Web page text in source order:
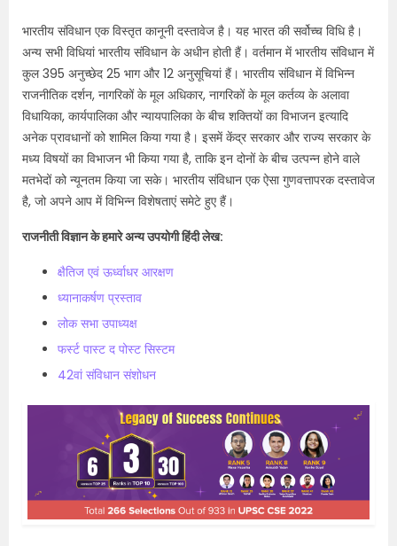
भारतीय संविधान एक विस्तृत कानूनी दस्तावेज है। यह भारत की सर्वोच्च विधि है।
अन्य सभी विधियां भारतीय संविधान के अधीन होती हैं। वर्तमान में भारतीय संविधान में
कुल 395 अनुच्छेद 25 भाग और 12 अनुसूचियां हैं। भारतीय संविधान में विभिन्न
राजनीतिक दर्शन, नागरिकों के मूल अधिकार, नागरिकों के मूल कर्तव्य के अलावा
विधायिका, कार्यपालिका और न्यायपालिका के बीच शक्तियों का विभाजन इत्यादि
अनेक प्रावधानों को शामिल किया गया है। इसमें केंद्र सरकार और राज्य सरकार के
मध्य विषयों का विभाजन भी किया गया है, ताकि इन दोनों के बीच उत्पन्न होने वाले
मतभेदों को न्यूनतम किया जा सके। भारतीय संविधान एक ऐसा गुणवत्तापरक दस्तावेज
है, जो अपने आप में विभिन्न विशेषताएं समेटे हुए हैं।
राजनीती विज्ञान के हमारे अन्य उपयोगी हिंदी लेख:
क्षैतिज एवं ऊर्ध्वाधर आरक्षण
ध्यानाकर्षण प्रस्ताव
लोक सभा उपाध्यक्ष
फर्स्ट पास्ट द पोस्ट सिस्टम
42वां संविधान संशोधन